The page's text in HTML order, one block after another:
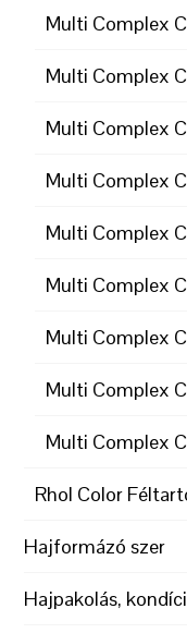
Multi Complex
Multi Complex
Multi Complex
Multi Complex
Multi Complex
Multi Complex
Multi Complex
Multi Complex
Multi Complex
Rhol Color
Hajformázó szer
Hajpakolás,